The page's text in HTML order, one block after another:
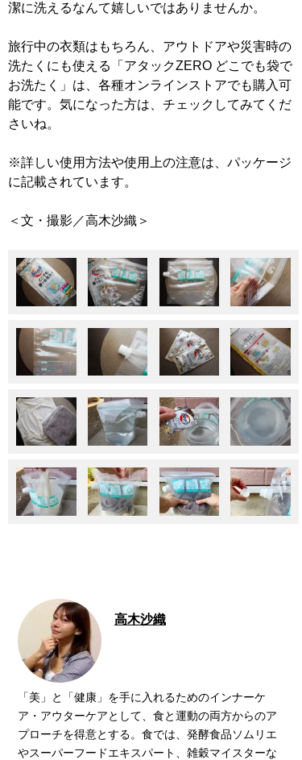
潔に洗えるなんて嬉しいではありませんか。
旅行中の衣類はもちろん、アウトドアや災害時の
洗たくにも使える「アタックZERO どこでも袋で
お洗たく」は、各種オンラインストアでも購入可
能です。気になった方は、チェックしてみてくだ
さいね。
※詳しい使用方法や使用上の注意は、パッケージ
に記載されています。
＜文・撮影／高木沙織＞
高木沙織
「美」と「健康」を手に入れるためのインナーケ
ア・アウターケアとして、食と運動の両方からのア
プローチを得意とする。食では、発酵食品ソムリエ
やスーパーフードエキスパート、雑穀マイスターな